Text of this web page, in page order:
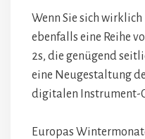
Wenn Sie sich
ebenfalls eine Reihe
2s, die genügend
eine Neugestaltung
digitalen Instrument-
Europas